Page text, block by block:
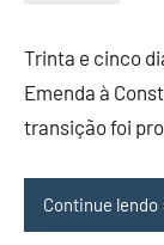
GRANDE
DO
NORTE
Trinta e cinco
Emenda à
transição foi
Continue lendo